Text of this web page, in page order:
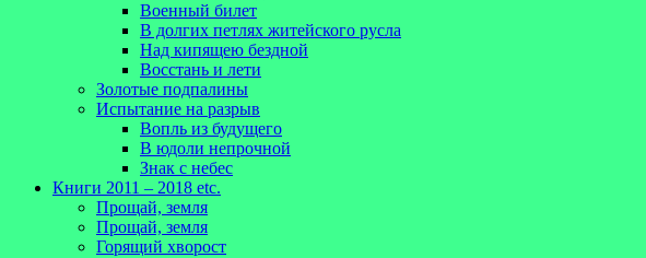
Военный билет
В долгих петлях житейского русла
Над кипящею бездной
Восстань и лети
Золотые подпалины
Испытание на разрыв
Вопль из будущего
В юдоли непрочной
Знак с небес
Книги 2011 – 2018 etc.
Прощай, земля
Прощай, земля
Горящий хворост